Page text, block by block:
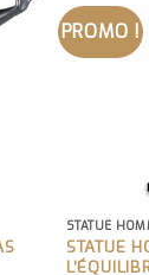
PROMO !
STATUE
STATUE